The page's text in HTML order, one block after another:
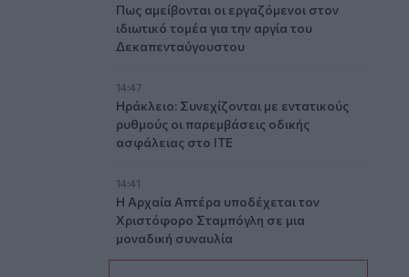
Πως αμείβονται οι εργαζόμενοι στον
ιδιωτικό τομέα για την αργία του
Δεκαπενταύγουστου
14:47
Ηράκλειο: Συνεχίζονται με εντατικούς
ρυθμούς οι παρεμβάσεις οδικής
ασφάλειας στο ΙΤΕ
14:41
Η Αρχαία Απτέρα υποδέχεται τον
Χριστόφορο Σταμπόγλη σε μια
μοναδική συναυλία